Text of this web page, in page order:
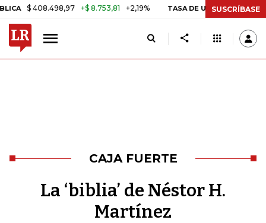
$ 408.498,97 +$ 8.753,81 +2,19% TASA DE USURA CRÉDITOSUSCRÍBASE
CAJA FUERTE
La ‘biblia’ de Néstor H.
Martínez